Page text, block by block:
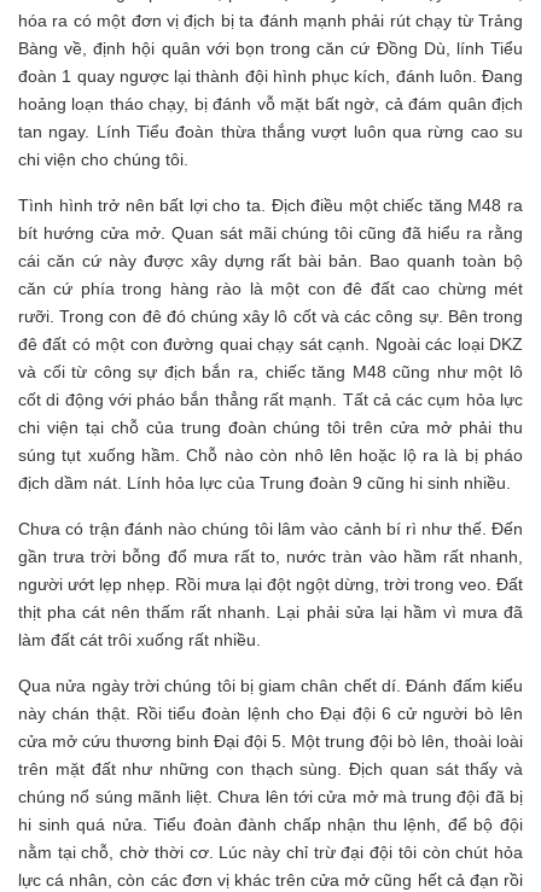
hóa ra có một đơn vị địch bị ta đánh mạnh phải rút chạy từ Trảng
Bàng về, định hội quân với bọn trong căn cứ Đồng Dù, lính Tiểu
đoàn 1 quay ngược lại thành đội hình phục kích, đánh luôn. Đang
hoảng loạn tháo chạy, bị đánh vỗ mặt bất ngờ, cả đám quân địch
tan ngay. Lính Tiểu đoàn thừa thắng vượt luôn qua rừng cao su
chi viện cho chúng tôi.
Tình hình trở nên bất lợi cho ta. Địch điều một chiếc tăng M48 ra
bít hướng cửa mở. Quan sát mãi chúng tôi cũng đã hiểu ra rằng
cái căn cứ này được xây dựng rất bài bản. Bao quanh toàn bộ
căn cứ phía trong hàng rào là một con đê đất cao chừng mét
rưỡi. Trong con đê đó chúng xây lô cốt và các công sự. Bên trong
đê đất có một con đường quai chạy sát cạnh. Ngoài các loại DKZ
và cối từ công sự địch bắn ra, chiếc tăng M48 cũng như một lô
cốt di động với pháo bắn thẳng rất mạnh. Tất cả các cụm hỏa lực
chi viện tại chỗ của trung đoàn chúng tôi trên cửa mở phải thu
súng tụt xuống hầm. Chỗ nào còn nhô lên hoặc lộ ra là bị pháo
địch dầm nát. Lính hỏa lực của Trung đoàn 9 cũng hi sinh nhiều.
Chưa có trận đánh nào chúng tôi lâm vào cảnh bí rì như thế. Đến
gần trưa trời bỗng đổ mưa rất to, nước tràn vào hầm rất nhanh,
người ướt lẹp nhẹp. Rồi mưa lại đột ngột dừng, trời trong veo. Đất
thịt pha cát nên thấm rất nhanh. Lại phải sửa lại hầm vì mưa đã
làm đất cát trôi xuống rất nhiều.
Qua nửa ngày trời chúng tôi bị giam chân chết dí. Đánh đấm kiểu
này chán thật. Rồi tiểu đoàn lệnh cho Đại đội 6 cử người bò lên
cửa mở cứu thương binh Đại đội 5. Một trung đội bò lên, thoài loài
trên mặt đất như những con thạch sùng. Địch quan sát thấy và
chúng nổ súng mãnh liệt. Chưa lên tới cửa mở mà trung đội đã bị
hi sinh quá nửa. Tiểu đoàn đành chấp nhận thu lệnh, để bộ đội
nằm tại chỗ, chờ thời cơ. Lúc này chỉ trừ đại đội tôi còn chút hỏa
lực cá nhân, còn các đơn vị khác trên cửa mở cũng hết cả đạn rồi